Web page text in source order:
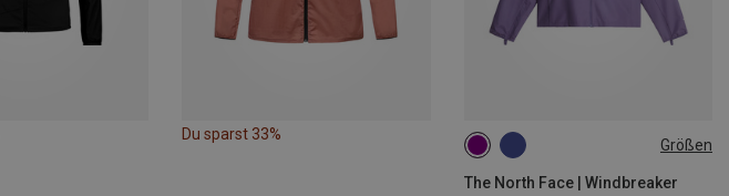
Du sparst 33%
Größen
The North Face | Windbreaker
XS S